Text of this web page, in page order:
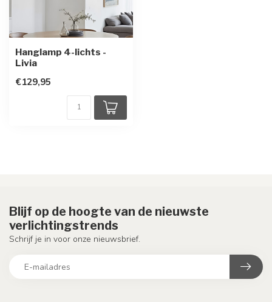
Hanglamp 4-lichts -
Livia
€129,95
Blijf op de hoogte van de nieuwste
verlichtingstrends
Schrijf je in voor onze nieuwsbrief.